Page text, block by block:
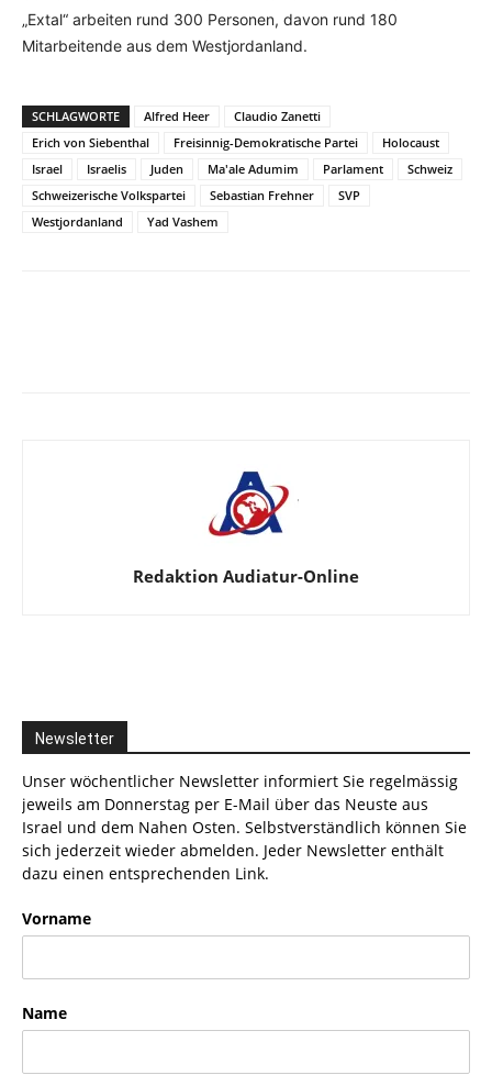
„Extal“ arbeiten rund 300 Personen, davon rund 180
Mitarbeitende aus dem Westjordanland.
SCHLAGWORTE Alfred Heer
Claudio Zanetti
Erich von Siebenthal
Freisinnig-Demokratische Partei
Holocaust
Israel
Israelis Juden Ma'ale Adumim Parlament
Schweiz
Schweizerische Volkspartei
Sebastian Frehner
SVP
Westjordanland
Yad Vashem
Redaktion Audiatur-Online
Newsletter
Unser wöchentlicher Newsletter informiert Sie regelmässig
jeweils am Donnerstag per E-Mail über das Neuste aus
Israel und dem Nahen Osten. Selbstverständlich können Sie
sich jederzeit wieder abmelden. Jeder Newsletter enthält
dazu einen entsprechenden Link.
Vorname
Name